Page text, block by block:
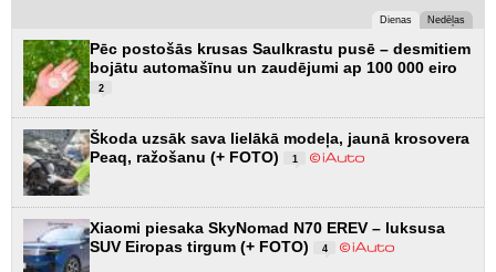
Dienas Nedēļas
Pēc postošās krusas Saulkrastu pusē – desmitiem
bojātu automašīnu un zaudējumi ap 100 000 eiro
2
Škoda uzsāk sava lielākā modeļa, jaunā krosovera
Peaq, ražošanu (+ FOTO)
1
Xiaomi piesaka SkyNomad N70 EREV – luksusa
SUV Eiropas tirgum (+ FOTO)
4